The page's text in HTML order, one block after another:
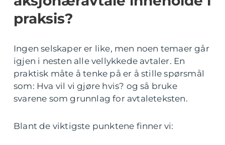
praksis?
Ingen selskaper er like, men noen temaer går
igjen i nesten alle vellykkede avtaler. En
praktisk måte å tenke på er å stille spørsmål
som: Hva vil vi gjøre hvis? og så bruke
svarene som grunnlag for avtaleteksten.
Blant de viktigste punktene finner vi: